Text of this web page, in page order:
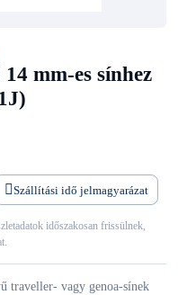
mm-es sínhez
Szállítási idő jelmagyarázat
időszakosan frissülnek,
traveller- vagy genoa-sínek